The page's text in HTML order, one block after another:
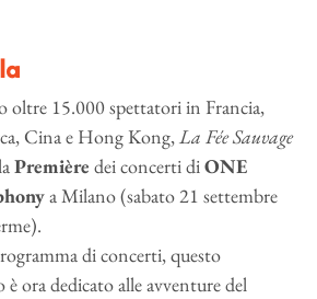
oltre 15.000 spettatori in Francia,
Cina e Hong Kong,La Fée Sauvage
Première dei concerti diONE
a Milano (sabato 21 settembre
di concerti, questo
ora dedicato alle avventure del